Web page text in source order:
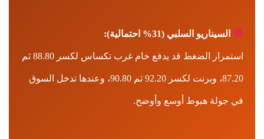
السيناريو السلبي (31% احتمالية):
استمرار الضغط قد يدفع خام غرب تكساس لكسر 88.80 ثم
87.20، وبرنت لكسر 92.20 ثم 90.80، وعندها تدخل السوق
في جولة هبوط أوسع وأوضح.